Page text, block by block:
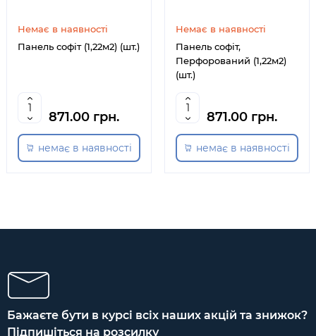
Немає в наявності
Панель софіт (1,22м2) (шт.)
871.00 грн.
немає в наявності
Немає в наявності
Панель софіт,
Перфорований (1,22м2)
(шт.)
871.00 грн.
немає в наявності
Бажаєте бути в курсі всіх наших акцій та знижок?
Підпишіться на розсилку